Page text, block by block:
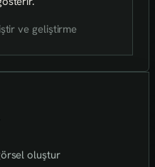
ve geliştirme
oluştur